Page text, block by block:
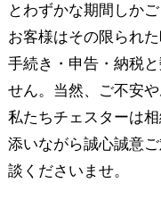
とわずかな期間しかご
お客様はその限られ
手続き・申告・納税
せん。当然、ご不安
私たちチェスターは
添いながら誠心誠意
談くださいませ。